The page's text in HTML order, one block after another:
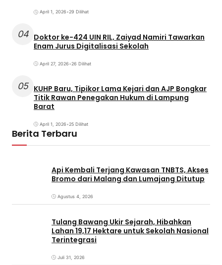
April 1, 2026•29 Dilihat
04 Doktor ke-424 UIN RIL, Zaiyad Namiri Tawarkan
Enam Jurus Digitalisasi Sekolah
April 27, 2026•26 Dilihat
05 KUHP Baru, Tipikor Lama Kejari dan AJP Bongkar
Titik Rawan Penegakan Hukum di Lampung
Barat
April 1, 2026•25 Dilihat
Berita Terbaru
Api Kembali Terjang Kawasan TNBTS, Akses
Bromo dari Malang dan Lumajang Ditutup
Agustus 4, 2026
Tulang Bawang Ukir Sejarah, Hibahkan
Lahan 19,17 Hektare untuk Sekolah Nasional
Terintegrasi
Juli 31, 2026